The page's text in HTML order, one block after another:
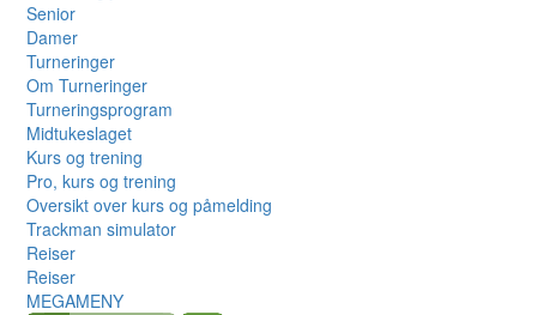
Senior
Damer
Turneringer
Om Turneringer
Turneringsprogram
Midtukeslaget
Kurs og trening
Pro, kurs og trening
Oversikt over kurs og påmelding
Trackman simulator
Reiser
Reiser
MEGAMENY